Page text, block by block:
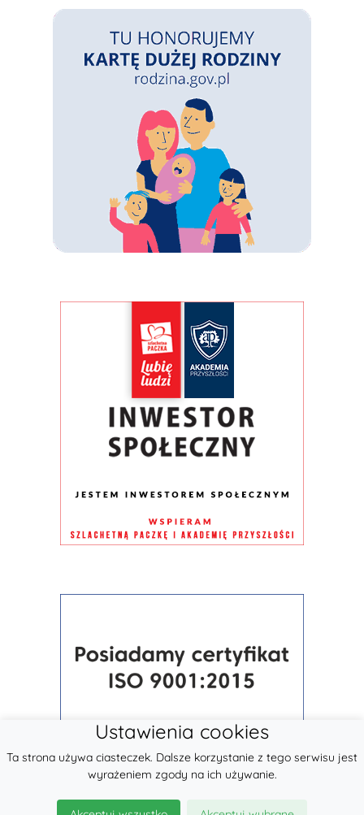
Ustawienia cookies
Ta strona używa ciasteczek. Dalsze korzystanie z tego serwisu jest
wyrażeniem zgody na ich używanie.